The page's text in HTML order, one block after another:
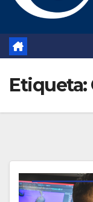
Etiqueta: